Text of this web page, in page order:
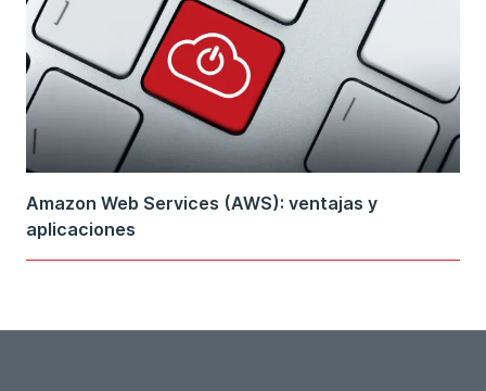
Amazon Web Services (AWS): ventajas y
aplicaciones